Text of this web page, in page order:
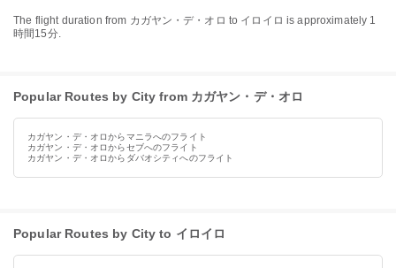
The flight duration from カガヤン・デ・オロ to イロイロ is approximately 1
時間15分.
Popular Routes by City from カガヤン・デ・オロ
カガヤン・デ・オロからマニラへのフライト
カガヤン・デ・オロからセブへのフライト
カガヤン・デ・オロからダバオシティへのフライト
Popular Routes by City to イロイロ